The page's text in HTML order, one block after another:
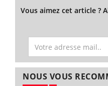
Vous aimez cet article ?
NOUS VOUS